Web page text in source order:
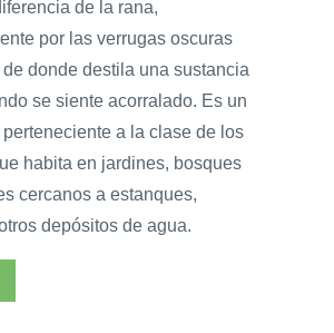
de la rana,
por las verrugas oscuras
donde destila una sustancia
se siente acorralado. Es un
perteneciente a la clase de los
habita en jardines, bosques
cercanos a estanques,
depósitos de agua.